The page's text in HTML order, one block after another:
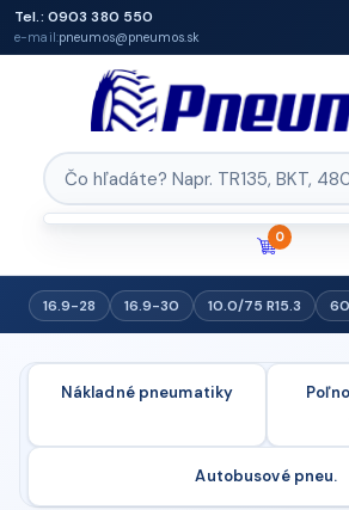
Tel.: 0903 380 550
e-mail:pneumos@pneumos.sk
0
16.9-28 16.9-30 10.0/75 R15.3
Nákladné pneumatiky
Autobusové pneu.